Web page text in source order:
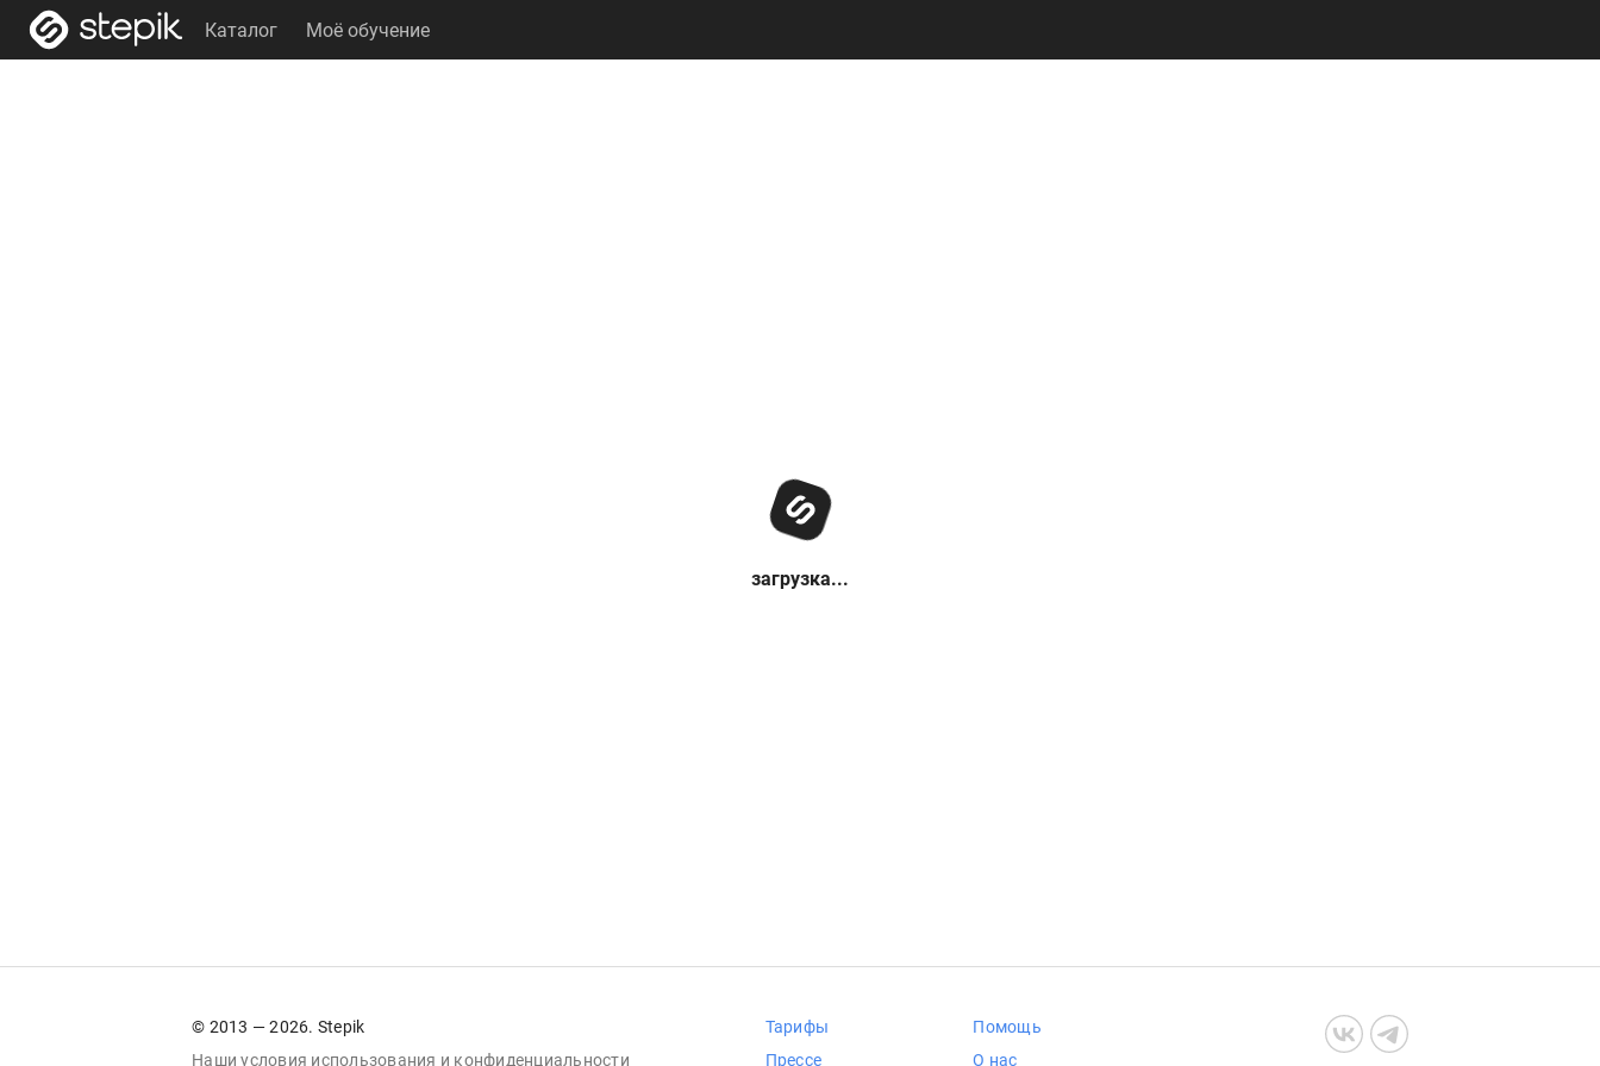
Каталог Моё обучение
загрузка...
© 2013 — 2026. Stepik
Наши условия использования и конфиденциальности
Тарифы
Прессе
Помощь
О нас